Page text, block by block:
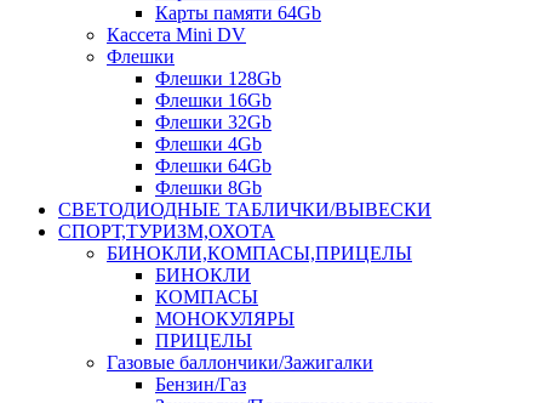
Карты памяти 64Gb
Кассета Mini DV
Флешки
Флешки 128Gb
Флешки 16Gb
Флешки 32Gb
Флешки 4Gb
Флешки 64Gb
Флешки 8Gb
СВЕТОДИОДНЫЕ ТАБЛИЧКИ/ВЫВЕСКИ
СПОРТ,ТУРИЗМ,ОХОТА
БИНОКЛИ,КОМПАСЫ,ПРИЦЕЛЫ
БИНОКЛИ
КОМПАСЫ
МОНОКУЛЯРЫ
ПРИЦЕЛЫ
Газовые баллончики/Зажигалки
Бензин/Газ